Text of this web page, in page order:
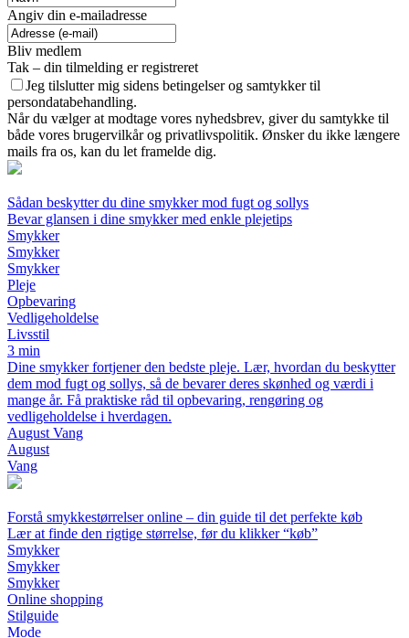
Angiv din e-mailadresse
Bliv medlem
Tak – din tilmelding er registreret
Jeg tilslutter mig sidens betingelser og samtykker til
persondatabehandling.
Når du vælger at modtage vores nyhedsbrev, giver du samtykke til
både vores brugervilkår og privatlivspolitik. Ønsker du ikke længere
mails fra os, kan du let framelde dig.
Sådan beskytter du dine smykker mod fugt og sollys
Bevar glansen i dine smykker med enkle plejetips
Smykker
Smykker
Smykker
Pleje
Opbevaring
Vedligeholdelse
Livsstil
3 min
Dine smykker fortjener den bedste pleje. Lær, hvordan du beskytter
dem mod fugt og sollys, så de bevarer deres skønhed og værdi i
mange år. Få praktiske råd til opbevaring, rengøring og
vedligeholdelse i hverdagen.
August Vang
August
Vang
Forstå smykkestørrelser online – din guide til det perfekte køb
Lær at finde den rigtige størrelse, før du klikker “køb”
Smykker
Smykker
Smykker
Online shopping
Stilguide
Mode